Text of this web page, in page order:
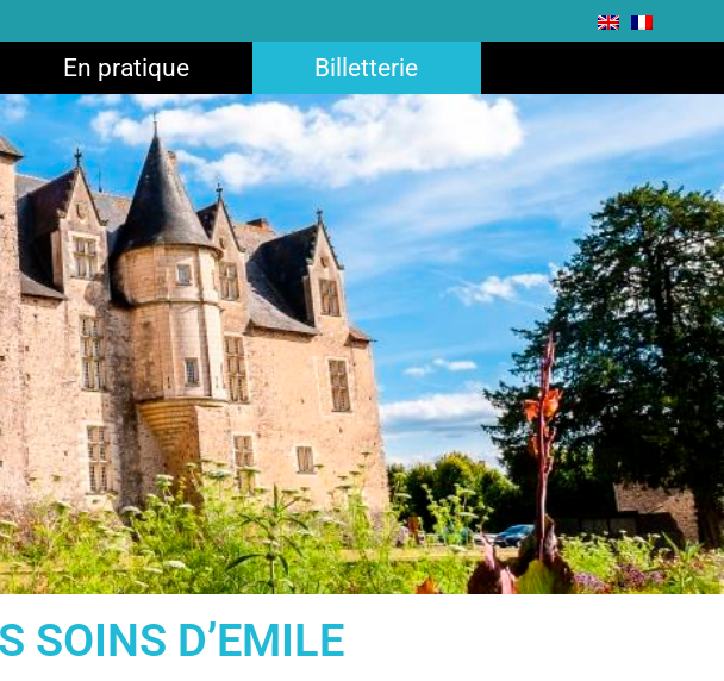
En pratique Billetterie
SOINS D’EMILE